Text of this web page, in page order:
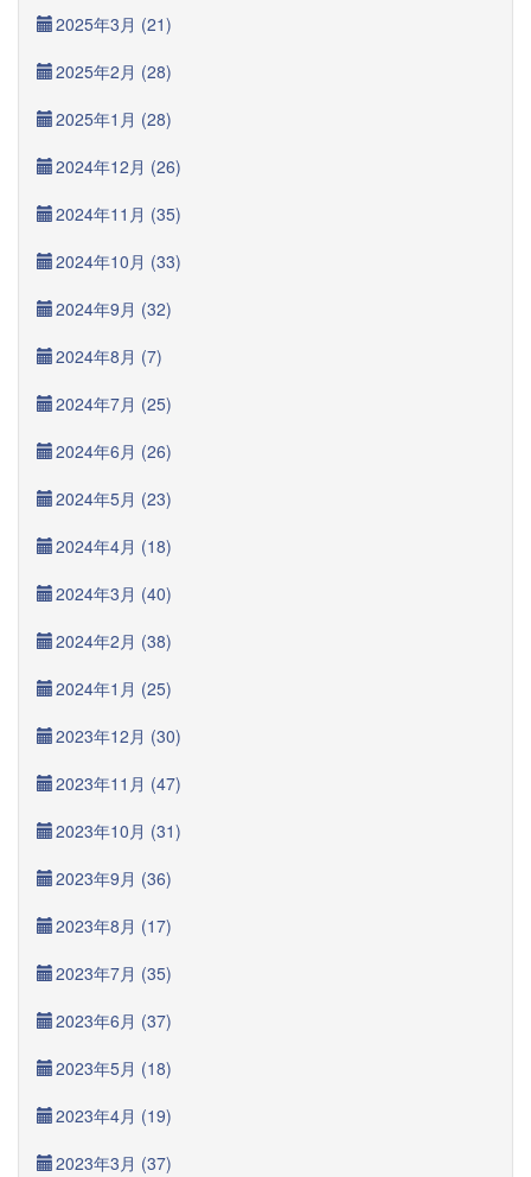
2025年3月 (21)
2025年2月 (28)
2025年1月 (28)
2024年12月 (26)
2024年11月 (35)
2024年10月 (33)
2024年9月 (32)
2024年8月 (7)
2024年7月 (25)
2024年6月 (26)
2024年5月 (23)
2024年4月 (18)
2024年3月 (40)
2024年2月 (38)
2024年1月 (25)
2023年12月 (30)
2023年11月 (47)
2023年10月 (31)
2023年9月 (36)
2023年8月 (17)
2023年7月 (35)
2023年6月 (37)
2023年5月 (18)
2023年4月 (19)
2023年3月 (37)